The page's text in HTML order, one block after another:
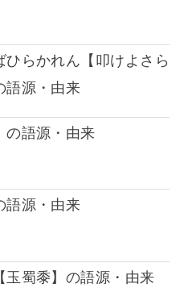
ひらかれん【叩けよさら
語源・由来
の語源・由来
語源・由来
玉蜀黍】の語源・由来